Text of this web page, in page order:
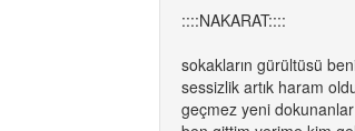
::::NAKARAT::::
sokakların gürültüsü
sessizlik artık haram
geçmez yeni dokunanlar